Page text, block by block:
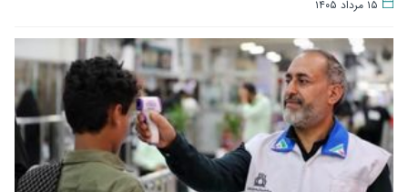
۱۵ مرداد ۱۴۰۵